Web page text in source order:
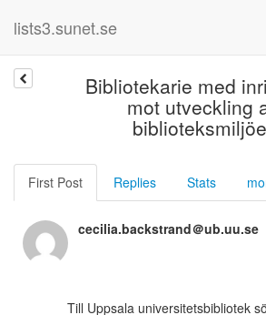
lists3.sunet.se
Bibliotekarie med
mot utveckling
First Post Replies Stats
cecilia.backstrand＠ub.uu.se